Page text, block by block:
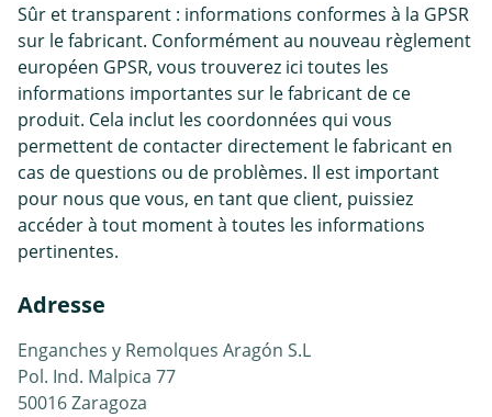
Sûr et transparent : informations conformes à la GPSR
sur le fabricant. Conformément au nouveau règlement
européen GPSR, vous trouverez ici toutes les
informations importantes sur le fabricant de ce
produit. Cela inclut les coordonnées qui vous
permettent de contacter directement le fabricant en
cas de questions ou de problèmes. Il est important
pour nous que vous, en tant que client, puissiez
accéder à tout moment à toutes les informations
pertinentes.
Adresse
Enganches y Remolques Aragón S.L
Pol. Ind. Malpica 77
50016 Zaragoza